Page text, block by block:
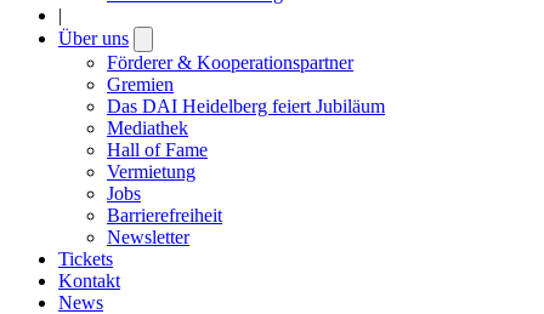
|
Über uns
submenu
Förderer & Kooperationspartner
Gremien
Das DAI Heidelberg feiert Jubiläum
Mediathek
Hall of Fame
Vermietung
Jobs
Barrierefreiheit
Newsletter
Tickets
Kontakt
News